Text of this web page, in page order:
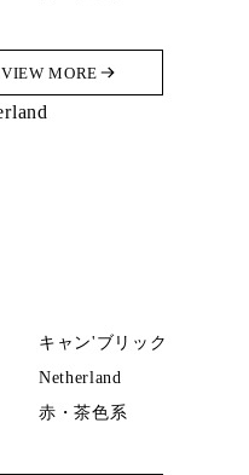
VIEW MORE
キャン'ブリック
Netherland
赤・茶色系